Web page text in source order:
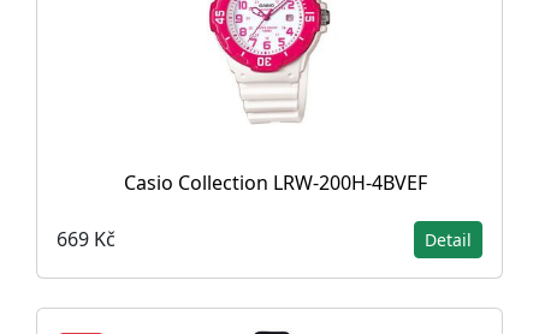
Casio Collection LRW-200H-4BVEF
669 Kč Detail